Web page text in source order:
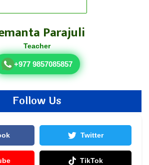
Parajuli
Teacher
+977 9857085857
Follow Us
Twitter
TikTok